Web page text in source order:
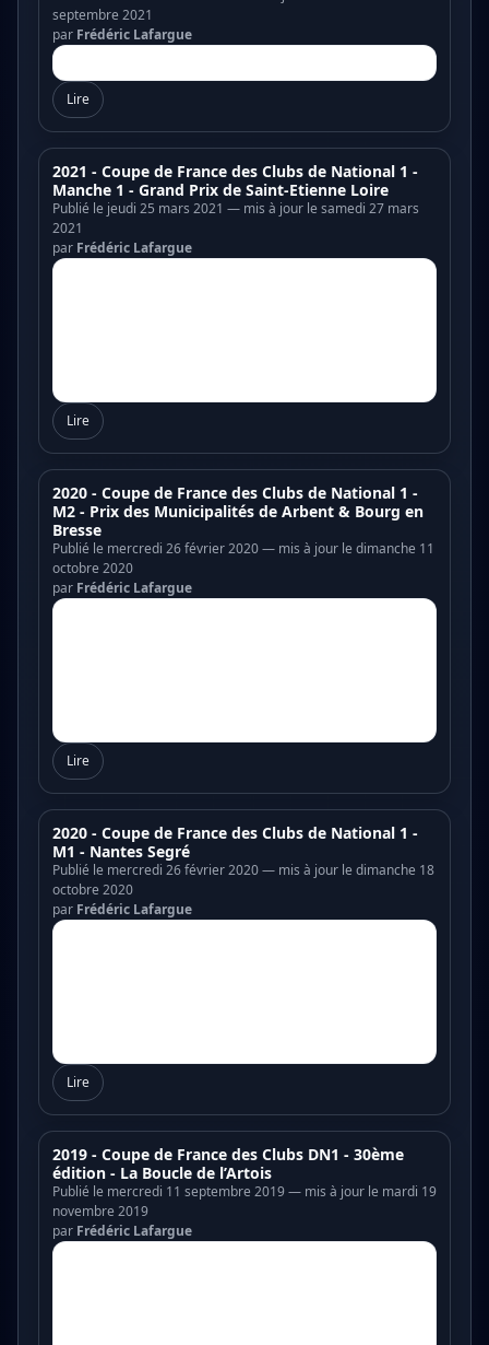
septembre 2021
par Frédéric Lafargue
Lire
2021 - Coupe de France des Clubs de National 1 -
Manche 1 - Grand Prix de Saint-Etienne Loire
Publié le jeudi 25 mars 2021 — mis à jour le samedi 27 mars
2021
par Frédéric Lafargue
Lire
2020 - Coupe de France des Clubs de National 1 -
M2 - Prix des Municipalités de Arbent & Bourg en
Bresse
Publié le mercredi 26 février 2020 — mis à jour le dimanche 11
octobre 2020
par Frédéric Lafargue
Lire
2020 - Coupe de France des Clubs de National 1 -
M1 - Nantes Segré
Publié le mercredi 26 février 2020 — mis à jour le dimanche 18
octobre 2020
par Frédéric Lafargue
Lire
2019 - Coupe de France des Clubs DN1 - 30ème
édition - La Boucle de l’Artois
Publié le mercredi 11 septembre 2019 — mis à jour le mardi 19
novembre 2019
par Frédéric Lafargue